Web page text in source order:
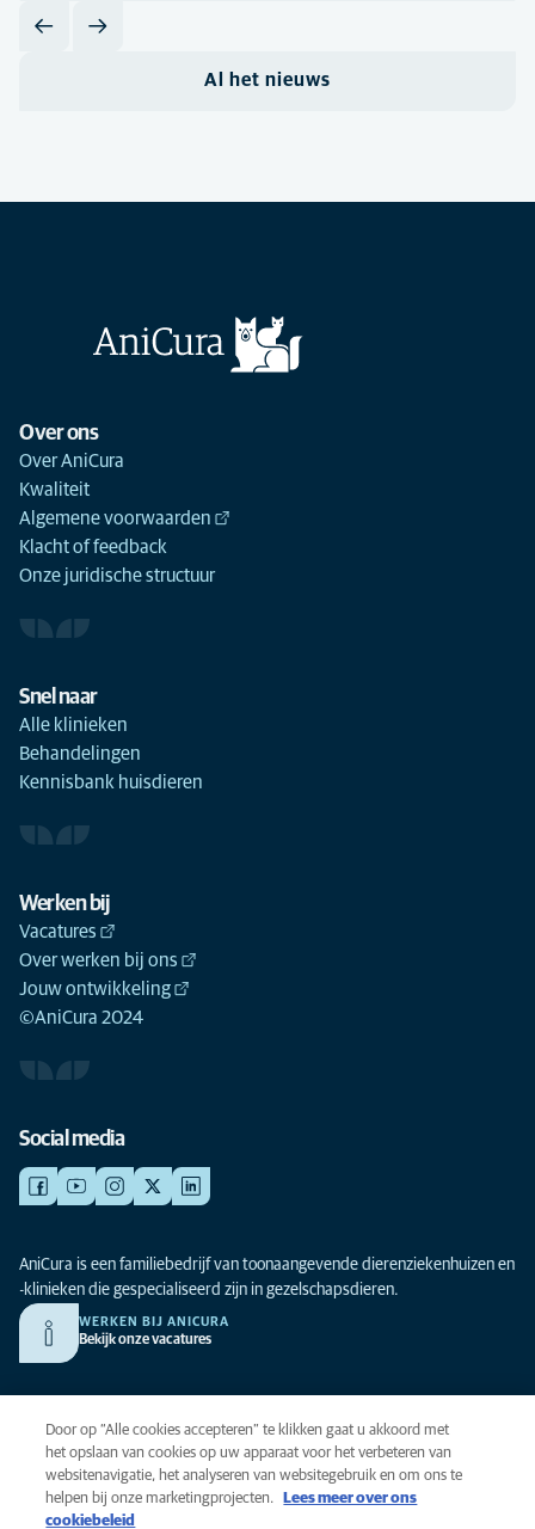
Al het nieuws
Over ons
Over AniCura
Kwaliteit
Algemene voorwaarden
Klacht of feedback
Onze juridische structuur
Snel naar
Alle klinieken
Behandelingen
Kennisbank huisdieren
Werken bij
Vacatures
Over werken bij ons
Jouw ontwikkeling
©AniCura 2024
Social media
AniCura is een familiebedrijf van toonaangevende dierenziekenhuizen en
-klinieken die gespecialiseerd zijn in gezelschapsdieren.
WERKEN BIJ ANICURA
Bekijk onze vacatures
Privacy
Algemene voorwaarden
Cookies
Toegankelijkheid
Door op “Alle cookies accepteren” te klikken gaat u akkoord met
het opslaan van cookies op uw apparaat voor het verbeteren van
websitenavigatie, het analyseren van websitegebruik en om ons te
helpen bij onze marketingprojecten.
Lees meer over ons
cookiebeleid